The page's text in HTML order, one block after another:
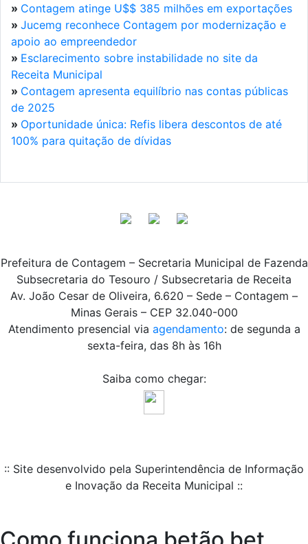
» Contagem atinge U$$ 385 milhões em exportações
» Jucemg reconhece Contagem por modernização e
apoio ao empreendedor
» Esclarecimento sobre instabilidade no site da
Receita Municipal
» Contagem apresenta equilíbrio nas contas públicas
de 2025
» Oportunidade única: Refis libera descontos de até
100% para quitação de dívidas
Prefeitura de Contagem – Secretaria Municipal de Fazenda
Subsecretaria do Tesouro / Subsecretaria de Receita
Av. João Cesar de Oliveira, 6.620 – Sede – Contagem –
Minas Gerais – CEP 32.040-000
Atendimento presencial via agendamento: de segunda a
sexta-feira, das 8h às 16h
Saiba como chegar:
:: Site desenvolvido pela Superintendência de Informação
e Inovação da Receita Municipal ::